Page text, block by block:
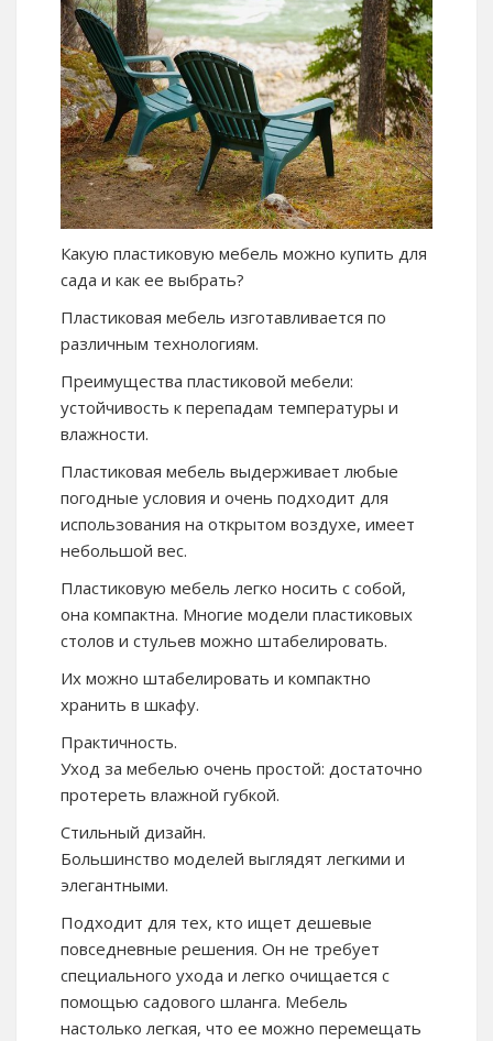
Какую пластиковую мебель можно купить для
сада и как ее выбрать?
Пластиковая мебель изготавливается по
различным технологиям.
Преимущества пластиковой мебели:
устойчивость к перепадам температуры и
влажности.
Пластиковая мебель выдерживает любые
погодные условия и очень подходит для
использования на открытом воздухе, имеет
небольшой вес.
Пластиковую мебель легко носить с собой,
она компактна. Многие модели пластиковых
столов и стульев можно штабелировать.
Их можно штабелировать и компактно
хранить в шкафу.
Практичность.
Уход за мебелью очень простой: достаточно
протереть влажной губкой.
Стильный дизайн.
Большинство моделей выглядят легкими и
элегантными.
Подходит для тех, кто ищет дешевые
повседневные решения. Он не требует
специального ухода и легко очищается с
помощью садового шланга. Мебель
настолько легкая, что ее можно перемещать